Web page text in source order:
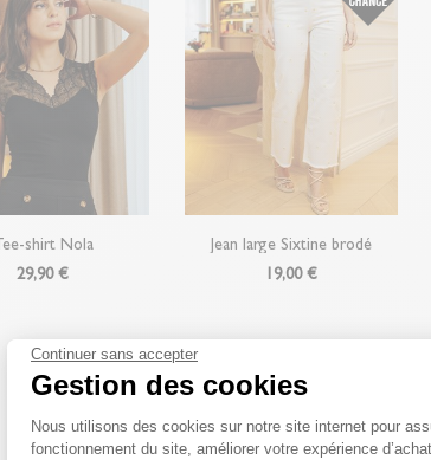
Continuer sans accepter
Gestion des cookies
Plateforme de Gestion du
Nous utilisons des cookies sur notre site internet pour
fonctionnement du site, améliorer votre expérience
Tee-shirt Nola
29,90 €
Jean large Sixtine brodé
19,00 €
DERNIERS PRODUITS